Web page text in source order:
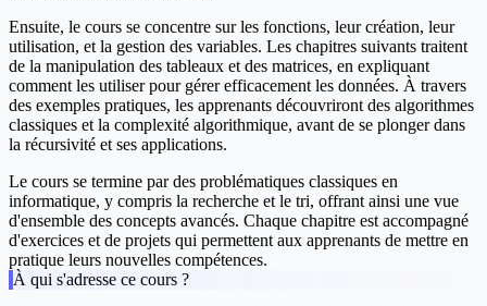
Ensuite, le cours se concentre sur les fonctions, leur création, leur
utilisation, et la gestion des variables. Les chapitres suivants traitent
de la manipulation des tableaux et des matrices, en expliquant
comment les utiliser pour gérer efficacement les données. À travers
des exemples pratiques, les apprenants découvriront des algorithmes
classiques et la complexité algorithmique, avant de se plonger dans
la récursivité et ses applications.
Le cours se termine par des problématiques classiques en
informatique, y compris la recherche et le tri, offrant ainsi une vue
d'ensemble des concepts avancés. Chaque chapitre est accompagné
d'exercices et de projets qui permettent aux apprenants de mettre en
pratique leurs nouvelles compétences.
À qui s'adresse ce cours ?